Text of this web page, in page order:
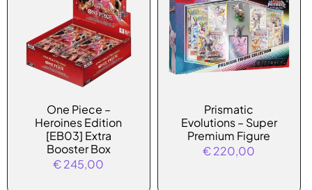
One Piece –
Heroines Edition
[EB03] Extra
Booster Box
€245,00
Prismatic
Evolutions – Super
Premium Figure
€220,00